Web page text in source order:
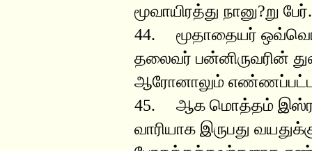
மூவாயிரத்து நானு?று பேர்.
44. மூதாதையர்
தலைவர் பன்னிருவரின்
ஆரோனாலும்
45. ஆக மொத்தம்
வாரியாக இருபது